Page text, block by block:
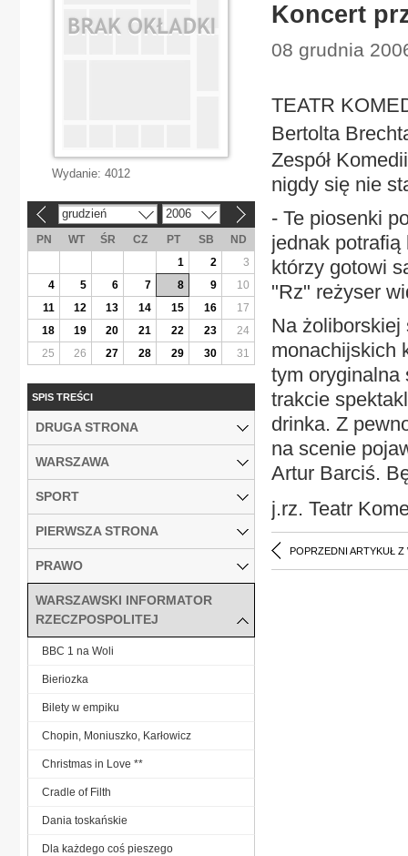
Koncert
08 grudnia
TEATR
Bertolta
Zespół
nigdy się nie
- Te piosenki
jednak
którzy gotowi
"Rz" reżyser
Na
monachijskich
tym oryginalna
trakcie
drinka. Z
na scenie
Artur Barciś.
j.rz. Teatr
POPRZEDNI ARTYKUŁ Z
Wydanie: 4012
grudzień 2006
PN WT ŚR CZ PT SB
ND
1
2
3
4
5 6 7 8 9
10
11
12 13 14 15 16
17
18
19 20 21 22 23
24
25
26 27 28 29 30 31
SPIS TREŚCI
DRUGA STRONA
WARSZAWA
SPORT
PIERWSZA STRONA
PRAWO
WARSZAWSKI INFORMATOR
RZECZPOSPOLITEJ
BBC 1 na Woli
Bieriozka
Bilety w empiku
Chopin, Moniuszko, Karłowicz
Christmas in Love **
Cradle of Filth
Dania toskańskie
Dla każdego coś pieszego